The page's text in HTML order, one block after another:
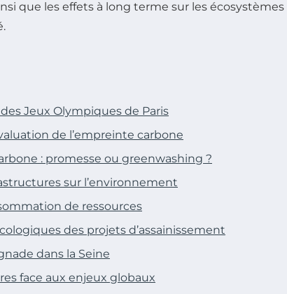
que les effets à long terme sur les écosystèmes
Jeux Olympiques de Paris
de l’empreinte carbone
: promesse ou greenwashing ?
sur l’environnement
de ressources
des projets d’assainissement
dans la Seine
face aux enjeux globaux